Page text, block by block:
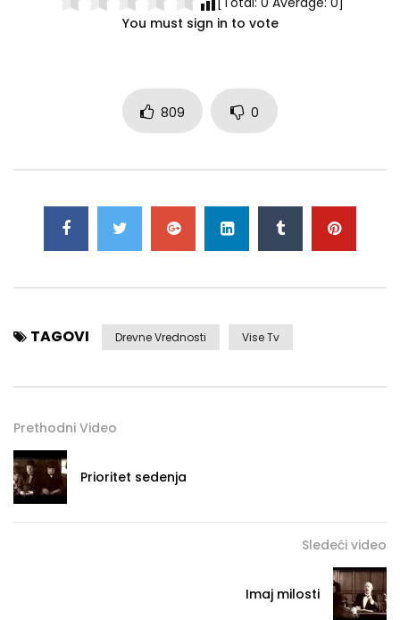
You must sign in to vote
809 0
TAGOVI Drevne Vrednosti Vise Tv
Prethodni Video
Prioritet sedenja
Sledeći video
Imaj milosti